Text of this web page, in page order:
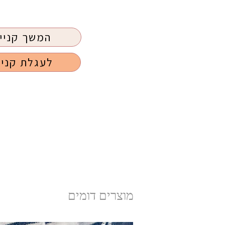
לעגלת
המשך
מוצרים דומים